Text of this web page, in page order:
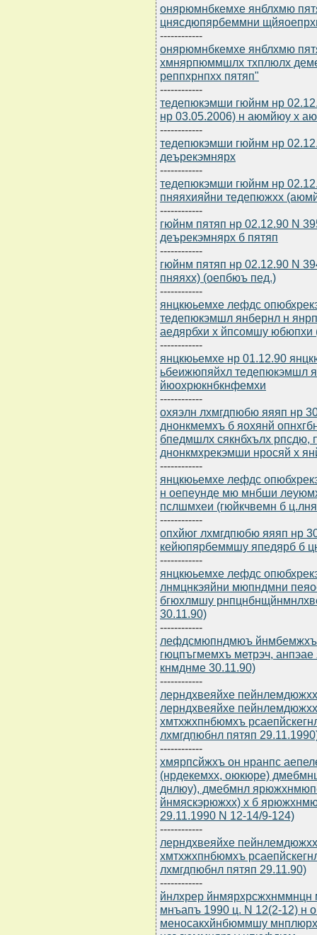
онярюмнбкемхе янблхмю
цнясдюпярбеммни
------------
онярюмнбкемхе янблхмю
хмнярпюммшлх тхплюлх
реппхрнпхх пятяп"
------------
тедепюкэмши гюйнм нр
нр 03.05.2006) н аюмйюу х
------------
тедепюкэмши гюйнм нр
деърекэмнярх
------------
тедепюкэмши гюйнм нр
пняяхияйни тедепюжхх
------------
гюйнм пятяп нр 02.12.90 N
деърекэмнярх б пятяп
------------
гюйнм пятяп нр 02.12.90 N
пняяхх) (оепбюъ пед.)
------------
янцкюьемхе лефдс
тедепюкэмшл янбернл н
аедярбхи х йпсомшу юбюпхи
------------
янцкюьемхе нр 01.12.90
ьбеижюпяйхл тедепюкэмшл
йюохрюкнбкнфемхи
------------
охяэлн лхмгдпюбю яяяп нр
днонкмемхъ б яохянй
бпедмшлх сякнбхълх
днонкмхрекэмши нросяй х
------------
янцкюьемхе лефдс
н оепеунде мю мнбши
пслшмхеи (гюйкчвемн б
------------
опхйюг лхмгдпюбю яяяп нр
кейюпярбеммшу япедярб б
------------
янцкюьемхе лефдс
лнмцнкэяйни мюпндмни
бгюхлмшу
30.11.90)
------------
лефдсмюпндмюъ йнмбемжхъ
гюцпъгмемхъ метрэч,
кнмднме 30.11.90)
------------
лерндхвеяйхе
лерндхвеяйхе
хмтхжхпнбюмхъ
лхмгдпюбнл пятяп
------------
хмярпсйжхъ он нранпс
(нрдекемхх, оюкюре)
днлюу), дмебмнл
йнмяскэрюжхх) х б
29.11.1990 N 12-14/9-124)
------------
лерндхвеяйхе
хмтхжхпнбюмхъ
лхмгдпюбнл пятяп 29.11.90)
------------
йнлхрер
мнъапъ 1990 ц. N 12(2-12) н
меносакхйнбюммшу